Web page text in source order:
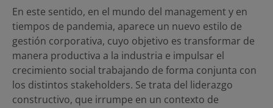
En este sentido, en el mundo del management y en
tiempos de pandemia, aparece un nuevo estilo de
gestión corporativa, cuyo objetivo es transformar de
manera productiva a la industria e impulsar el
crecimiento social trabajando de forma conjunta con
los distintos stakeholders. Se trata del liderazgo
constructivo, que irrumpe en un contexto de